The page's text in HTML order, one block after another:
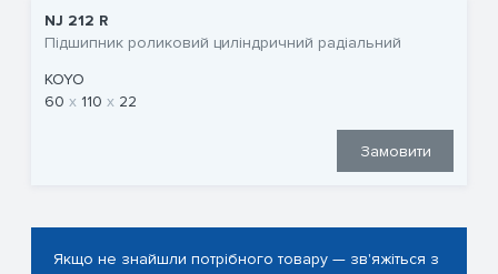
NJ 212 R
Підшипник роликовий циліндричний радіальний
KOYO
60
110 22
Замовити
Якщо не знайшли потрібного товару — зв'яжіться з